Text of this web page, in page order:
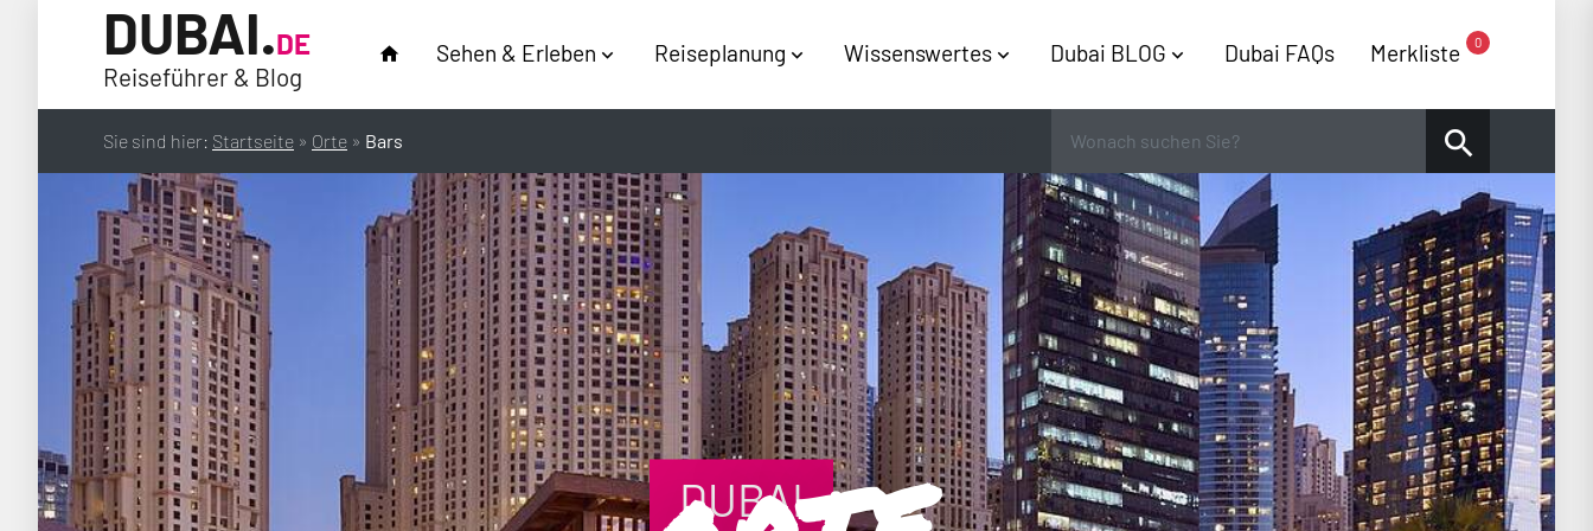
DUBAI.DE
Reiseführer & Blog
home Sehen & Erleben Reiseplanung Wissenswertes Dubai BLOG Dubai FAQs Merkliste 0
Sie sind hier: Startseite » Orte » Bars 
DUBAI